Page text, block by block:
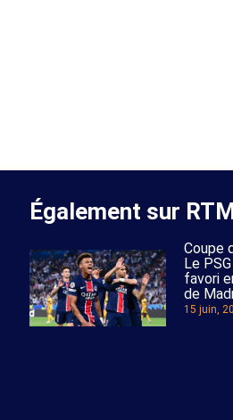
Également sur
Coupe
Le
favori
de
15 juin,